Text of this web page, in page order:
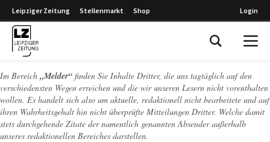
Leipziger Zeitung Stellenmarkt Shop Login
Im Bereich „Melder“ finden Sie Inhalte Dritter, die uns tagtäglich auf den
verschiedensten Wegen erreichen und die wir unseren Lesern nicht vorenthalten
wollen. Es handelt sich also um aktuelle, redaktionell nicht bearbeitete und auf
ihren Wahrheitsgehalt hin nicht überprüfte Mitteilungen Dritter. Welche damit
stets durchgehende Zitate der namentlich genannten Absender außerhalb
unseres redaktionellen Bereiches darstellen.